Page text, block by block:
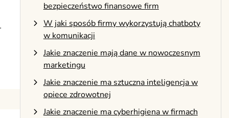
bezpieczeństwo finansowe firm
W jaki sposób firmy wykorzystują chatboty
w komunikacji
Jakie znaczenie mają dane w nowoczesnym
marketingu
Jakie znaczenie ma sztuczna inteligencja w
opiece zdrowotnej
Jakie znaczenie ma cyberhigiena w firmach